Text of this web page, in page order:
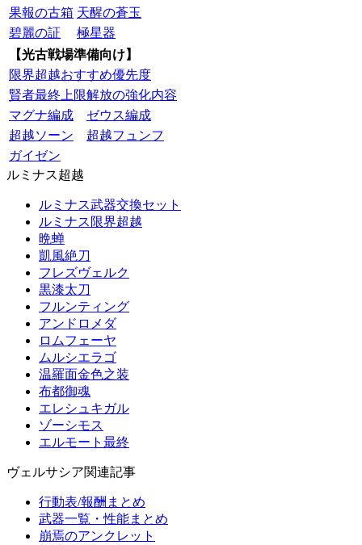
果報の古箱 天醒の蒼玉
碧麗の証
極星器
【光古戦場準備向け】
限界超越おすすめ優先度
賢者最終上限解放の強化内容
マグナ編成
ゼウス編成
超越ソーン
超越フュンフ
ガイゼン
ルミナス超越
ルミナス武器交換セット
ルミナス限界超越
晩蝉
凱風絶刀
フレズヴェルク
黒漆太刀
フルンティング
アンドロメダ
ロムフェーヤ
ムルシエラゴ
温羅面金色之装
布都御魂
エレシュキガル
ゾーシモス
エルモート最終
ヴェルサシア関連記事
行動表/報酬まとめ
武器一覧・性能まとめ
崩焉のアンクレット